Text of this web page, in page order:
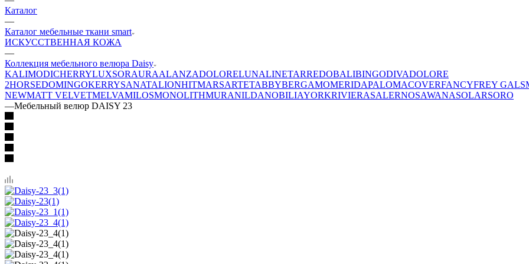
Каталог
—
Каталог мебельные ткани smart
ИСКУССТВЕННАЯ КОЖА
—
Коллекция мебельного велюра Daisy
KALIMODICHERRYLUXSORAURAALANZADOLORELUNALINETARREDOBALIBINGODIVADOLORE
2HORSEDOMINGOKERRYSANATALIONHITMARSARTETABBYBERGAMOMERIDAPALOMACOVERFANCYFREY GALS
NEWMATT VELVETMELVAMILOSMONOLITHMURANILDANOBILIAYORKRIVIERASALERNOSAWANASOLARSORO
—Мебельный велюр DAISY 23